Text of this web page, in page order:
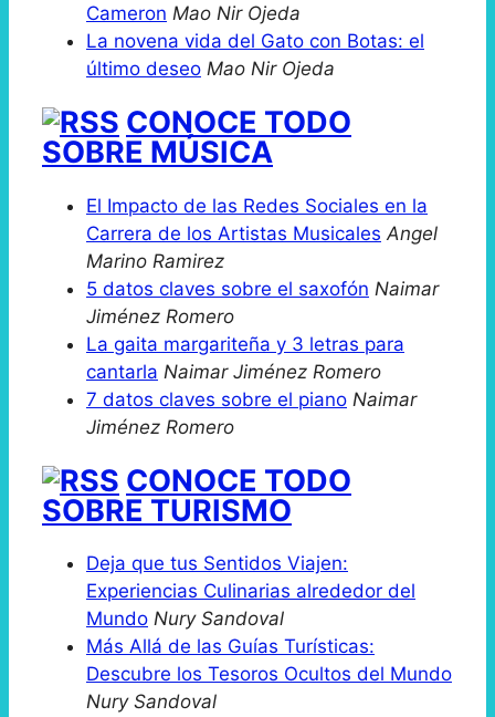
Cameron Mao Nir Ojeda
La novena vida del Gato con Botas: el
último deseo Mao Nir Ojeda
CONOCE TODO
SOBRE MÚSICA
El Impacto de las Redes Sociales en la
Carrera de los Artistas Musicales Angel
Marino Ramirez
5 datos claves sobre el saxofón Naimar
Jiménez Romero
La gaita margariteña y 3 letras para
cantarla Naimar Jiménez Romero
7 datos claves sobre el piano Naimar
Jiménez Romero
CONOCE TODO
SOBRE TURISMO
Deja que tus Sentidos Viajen:
Experiencias Culinarias alrededor del
Mundo Nury Sandoval
Más Allá de las Guías Turísticas:
Descubre los Tesoros Ocultos del Mundo
Nury Sandoval